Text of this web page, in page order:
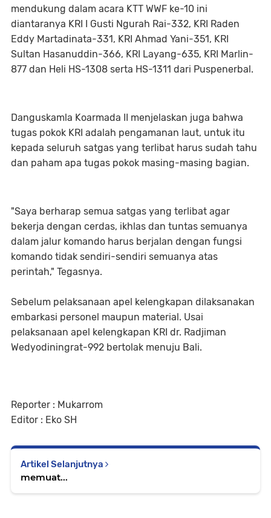
mendukung dalam acara KTT WWF ke-10 ini
diantaranya KRI I Gusti Ngurah Rai-332, KRI Raden
Eddy Martadinata-331, KRI Ahmad Yani-351, KRI
Sultan Hasanuddin-366, KRI Layang-635, KRI Marlin-
877 dan Heli HS-1308 serta HS-1311 dari Puspenerbal.
Danguskamla Koarmada II menjelaskan juga bahwa
tugas pokok KRI adalah pengamanan laut, untuk itu
kepada seluruh satgas yang terlibat harus sudah tahu
dan paham apa tugas pokok masing-masing bagian.
"Saya berharap semua satgas yang terlibat agar
bekerja dengan cerdas, ikhlas dan tuntas semuanya
dalam jalur komando harus berjalan dengan fungsi
komando tidak sendiri-sendiri semuanya atas
perintah," Tegasnya.
Sebelum pelaksanaan apel kelengkapan dilaksanakan
embarkasi personel maupun material. Usai
pelaksanaan apel kelengkapan KRI dr. Radjiman
Wedyodiningrat-992 bertolak menuju Bali.
Reporter : Mukarrom
Editor : Eko SH
Artikel Selanjutnya
memuat...